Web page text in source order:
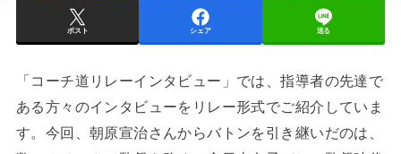
ポスト シェア 送る
「コーチ道リレーインタビュー」では、指導者の先達で
ある方々のインタビューをリレー形式でご紹介していま
す。今回、朝原宣治さんからバトンを引き継いだのは、